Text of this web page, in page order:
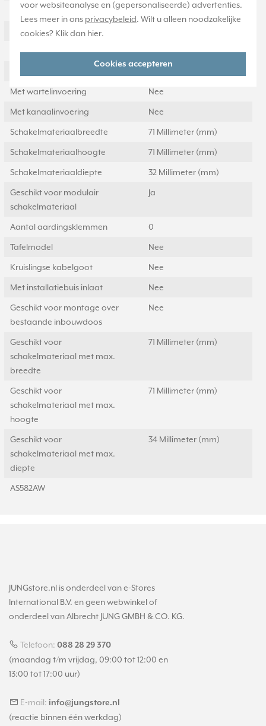
voor websiteanalyse en (gepersonaliseerde) advertenties.
Lees meer in ons privacybeleid. Wilt u alleen noodzakelijke
cookies? Klik dan hier.
Cookies accepteren
Beschermingsgraad (IP) IP2X
Achterinvoer
Transparant Nee
Met wartelinvoering Nee
Met kanaalinvoering Nee
Schakelmateriaalbreedte 71 Millimeter (mm)
Schakelmateriaalhoogte 71 Millimeter (mm)
Schakelmateriaaldiepte 32 Millimeter (mm)
Geschikt voor modulair
schakelmateriaal
Ja
Aantal aardingsklemmen 0
Tafelmodel Nee
Kruislingse kabelgoot Nee
Met installatiebuis inlaat Nee
Geschikt voor montage over
bestaande inbouwdoos
Nee
Geschikt voor
schakelmateriaal met max.
breedte
71 Millimeter (mm)
Geschikt voor
schakelmateriaal met max.
hoogte
71 Millimeter (mm)
Geschikt voor
schakelmateriaal met max.
diepte
34 Millimeter (mm)
AS582AW
JUNGstore.nl is onderdeel van e-Stores
International B.V. en geen webwinkel of
onderdeel van Albrecht JUNG GMBH & CO. KG.
Telefoon: 088 28 29 370
(maandag t/m vrijdag, 09:00 tot 12:00 en
13:00 tot 17:00 uur)
E-mail: info@jungstore.nl
(reactie binnen één werkdag)